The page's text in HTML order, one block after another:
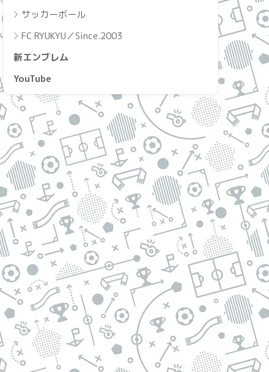
サッカーボール
FC RYUKYU／Since.2003
新エンブレム
YouTube